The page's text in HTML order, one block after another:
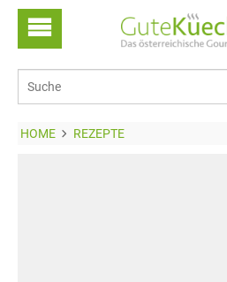
HOME REZEPTE